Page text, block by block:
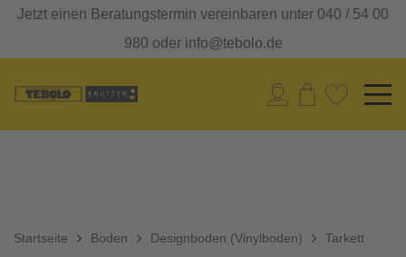
Jetzt einen Beratungstermin vereinbaren unter 040 / 54 00
980 oder info@tebolo.de
Startseite Boden
Designboden (Vinylboden)
Tarkett